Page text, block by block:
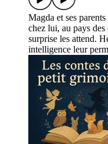
Magda et ses
chez lui, au pays
surprise les attend.
intelligence leur